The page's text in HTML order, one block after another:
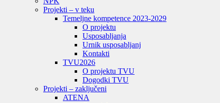
Projekti – v teku
Temeljne kompetence 2023-2029
O projektu
Usposabljanja
Urnik usposabljanj
Kontakti
TVU2026
O projektu TVU
Dogodki TVU
Projekti – zaključeni
ATENA